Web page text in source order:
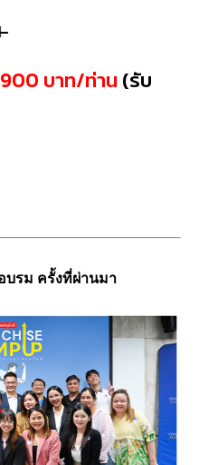
บาท/ท่าน (รับ
บรม ครั้งที่ผ่านมา